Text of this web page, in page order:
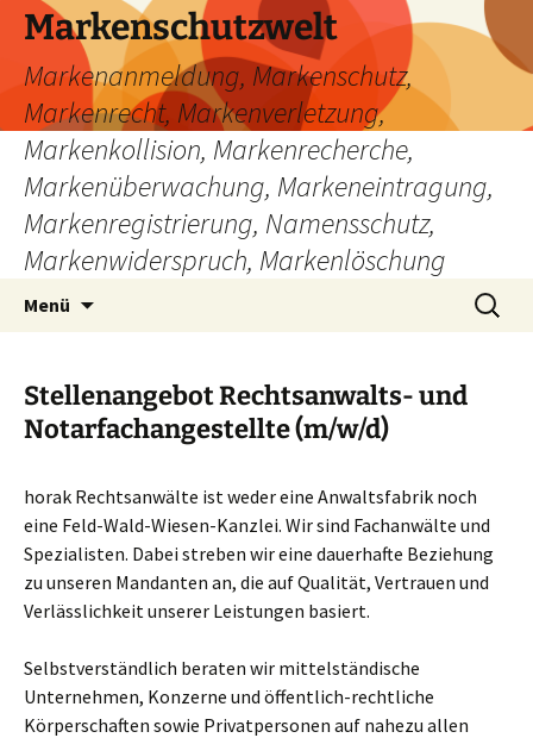
Zum
Inhalt
springen
Markenschutzwelt
Markenanmeldung, Markenschutz,
Markenrecht, Markenverletzung,
Markenkollision, Markenrecherche,
Markenüberwachung, Markeneintragung,
Markenregistrierung, Namensschutz,
Markenwiderspruch, Markenlöschung
Menü
Suchen
nach:
Stellenangebot Rechtsanwalts- und
Notarfachangestellte (m/w/d)
horak Rechtsanwälte ist weder eine Anwaltsfabrik noch
eine Feld-Wald-Wiesen-Kanzlei. Wir sind Fachanwälte und
Spezialisten. Dabei streben wir eine dauerhafte Beziehung
zu unseren Mandanten an, die auf Qualität, Vertrauen und
Verlässlichkeit unserer Leistungen basiert.
Selbstverständlich beraten wir mittelständische
Unternehmen, Konzerne und öffentlich-rechtliche
Körperschaften sowie Privatpersonen auf nahezu allen